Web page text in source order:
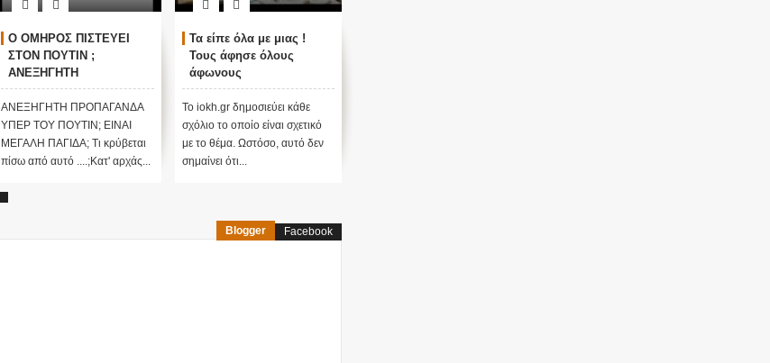
Ο ΟΜΗΡΟΣ ΠΙΣΤΕΥΕΙ
ΣΤΟΝ ΠΟΥΤΙΝ ;
ΑΝΕΞΗΓΗΤΗ
ΠΡΟΠΑΓΑΝΔΑ ΥΠΕΡ ΤΟΥ
ΠΟΥΤΙΝ;
ΑΝΕΞΗΓΗΤΗ ΠΡΟΠΑΓΑΝΔΑ
ΥΠΕΡ ΤΟΥ ΠΟΥΤΙΝ; ΕΙΝΑΙ
ΜΕΓΑΛΗ ΠΑΓΙΔΑ; Τι κρύβεται
πίσω από αυτό ....;Κατ' αρχάς...
Τα είπε όλα με μιας !
Τους άφησε όλους
άφωνους
Το iokh.gr δημοσιεύει κάθε
σχόλιο το οποίο είναι σχετικό
με το θέμα. Ωστόσο, αυτό δεν
σημαίνει ότι...
Blogger Facebook